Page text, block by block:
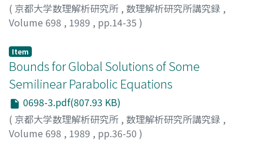
( 京都大学数理解析研究所 , 数理解析研究所講究録 ,
Volume 698 , 1989 , pp.14-35 )
ホシノ, ヒロキ
Item
Bounds for Global Solutions of Some
Semilinear Parabolic Equations
0698-3.pdf(807.93 KB)
( 京都大学数理解析研究所 , 数理解析研究所講究録 ,
Volume 698 , 1989 , pp.36-50 )